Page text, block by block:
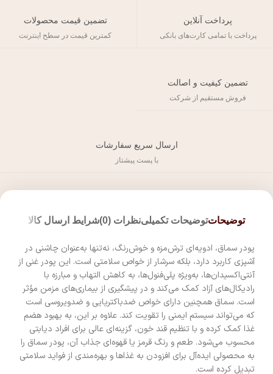
پرداخت آنلاین
پرداخت با تمامی کارت‌های بانکی
تضمین قیمت محصولات
کمترین قیمت در سطح اینترنت
تضمین کیفیت و اصالت
فروش مستقیم از شرکت
ارسال سریع سفارشات
با پست پیشتاز
توضیحاتتوضیحات تکمیلینظرات (0) شرایط ارسال کالا
پودر سماق، ادویه‌ای ترش‌مزه و خوش‌رنگ، نه‌تنها به‌عنوان چاشنی در
آشپزی کاربرد دارد، بلکه سرشار از خواص سلامتی است. این پودر غنی از
آنتی‌اکسیدان‌ها، به‌ویژه پلی‌فنول‌ها، به کاهش التهاب و مبارزه با
رادیکال‌های آزاد کمک می‌کند و در پیشگیری از بیماری‌های مزمن مؤثر
است. سماق همچنین دارای خواص ضدباکتریایی و ضدویروسی است
که می‌تواند سیستم ایمنی را تقویت کند. علاوه بر این، به بهبود هضم
غذا کمک کرده و با تنظیم قند خون، گزینه‌ای عالی برای افراد دیابتی
محسوب می‌شود. طعم و رنگ قرمز یا قهوه‌ای جذاب آن، پودر سماق را
به محصولی ایده‌آل برای افزودن به غذاها و بهره‌مندی از فواید سلامتی
تبدیل کرده است.